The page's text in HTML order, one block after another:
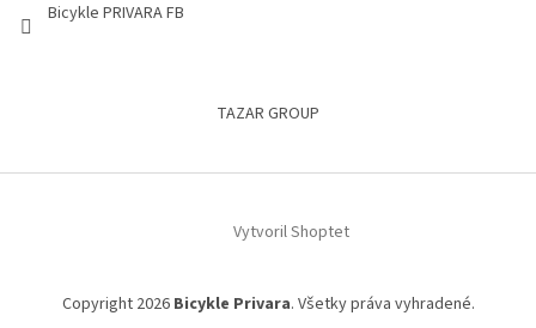
Bicykle PRIVARA FB
TAZAR GROUP
Vytvoril Shoptet
Copyright 2026 Bicykle Privara. Všetky práva vyhradené.